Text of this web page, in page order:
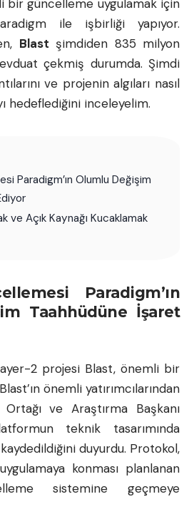
bir güncelleme uygulamak için
ile işbirliği yapıyor.
Blast şimdiden 835 milyon
çekmiş durumda. Şimdi
ve projenin algıları nasıl
hedeflediğini inceleyelim.
Paradigm’ın Olumlu Değişim
ve Açık Kaynağı Kucaklamak
Paradigm’ın
Taahhüdüne İşaret
2 projesi Blast, önemli bir
önemli yatırımcılarından
Ortağı ve Araştırma Başkanı
teknik tasarımında
duyurdu. Protokol,
konması planlanan
sistemine geçmeye